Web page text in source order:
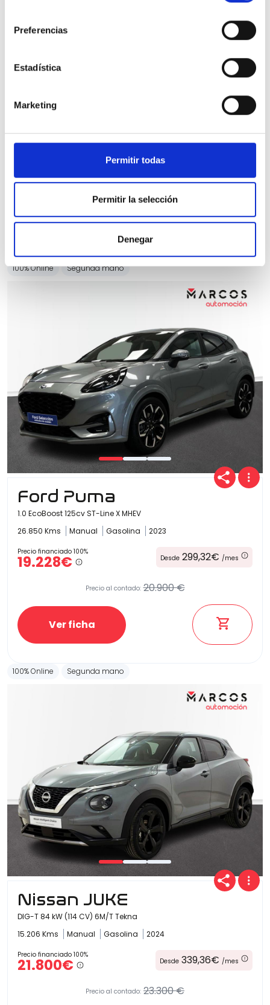
Preferencias
Estadística
Marketing
Permitir todas
Permitir la selección
Denegar
1.6 TDI 70kW (95CV) DSG Style Ecomotive
Precio al contado: 17.500 €
Ver ficha
100% Online Segunda mano
Ford Puma
1.0 EcoBoost 125cv ST-Line X MHEV
26.850 Kms
Manual Gasolina 2023
Precio financiado 100%
19.228€ Desde 299,32€ /mes
Precio al contado: 20.900 €
Ver ficha
100% Online Segunda mano
Nissan JUKE
DIG-T 84 kW (114 CV) 6M/T Tekna
15.206 Kms
Manual Gasolina 2024
Precio financiado 100%
21.800€ Desde 339,36€ /mes
Precio al contado: 23.300 €